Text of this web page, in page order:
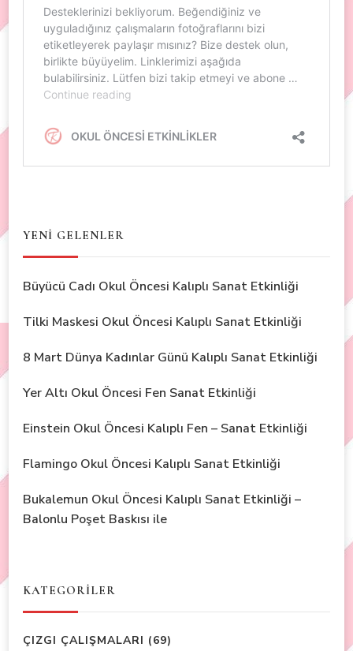
YENİ GELENLER
Büyücü Cadı Okul Öncesi Kalıplı Sanat Etkinliği
Tilki Maskesi Okul Öncesi Kalıplı Sanat Etkinliği
8 Mart Dünya Kadınlar Günü Kalıplı Sanat Etkinliği
Yer Altı Okul Öncesi Fen Sanat Etkinliği
Einstein Okul Öncesi Kalıplı Fen – Sanat Etkinliği
Flamingo Okul Öncesi Kalıplı Sanat Etkinliği
Bukalemun Okul Öncesi Kalıplı Sanat Etkinliği –
Balonlu Poşet Baskısı ile
KATEGORİLER
ÇIZGI ÇALIŞMALARI (69)